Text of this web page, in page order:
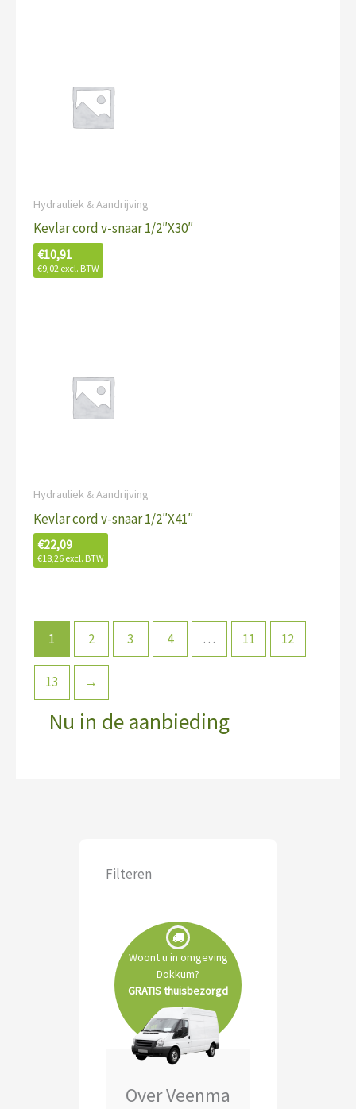
Hydrauliek & Aandrijving
Kevlar cord v-snaar 1/2″X30″
€10,91
€9,02 excl. BTW
Hydrauliek & Aandrijving
Kevlar cord v-snaar 1/2″X41″
€22,09
€18,26 excl. BTW
1 2 3 4 … 11 12
13 →
Nu in de aanbieding
Filteren
Woont u in omgeving
Dokkum?
GRATIS thuisbezorgd
Over Veenma